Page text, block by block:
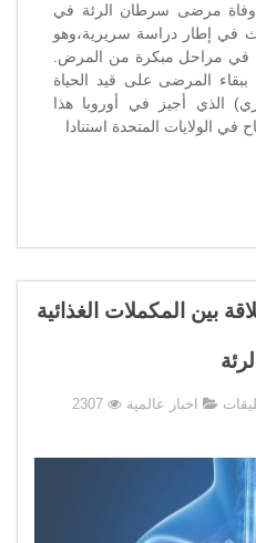
وفاة مرضى سرطان الرئة في
في إطار دراسة سريرية،وهو
في مراحل مبكرة من المرض.
ببقاء المرضى على قيد الحياة
الذي أجيز في أوروبا هذا
في الولايات المتحدة استنادا
بين المكملات الغذائية
على
إلى
وجود
علاقة
اخبار عالمية
2307